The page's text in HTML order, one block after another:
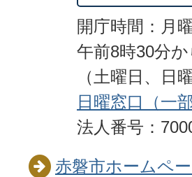
開庁時間：月
午前8時30分
（土曜日、日
日曜窓口（一
法人番号：
赤磐市ホームペ